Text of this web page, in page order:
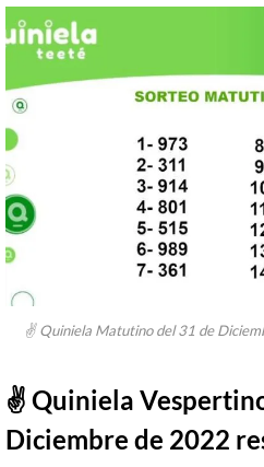
✌ Quiniela Matutino del 31 de
✌ Quiniela
Diciembre de 2022